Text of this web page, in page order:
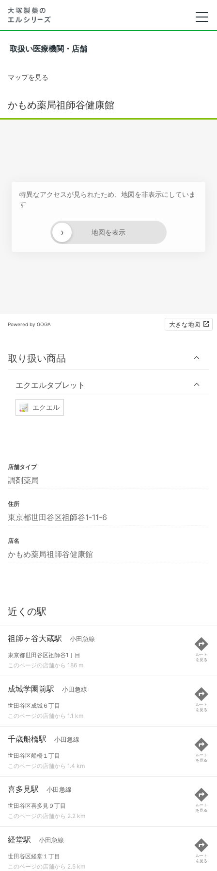
取扱い医療機関・店舗
マップを見る
かもめ薬局祖師谷健康館
特異なアクセスが見られたため、地図を非表示にしていま
す
地図を表示
›
Powered by GOGA 大きな地図
取り扱い商品
エクエルタブレット
エクエル
店舗タイプ
調剤薬局
住所
東京都世田谷区祖師谷1-11-6
店名
かもめ薬局祖師谷健康館
近くの駅
祖師ヶ谷大蔵駅 小田急線
東京都世田谷区祖師谷1丁目
このページの店舗から 186 m
ルート
を見る
成城学園前駅 小田急線
世田谷区成城６丁目
このページの店舗から 1.1 km
ルート
を見る
千歳船橋駅 小田急線
世田谷区船橋１丁目
このページの店舗から 1.4 km
ルート
を見る
喜多見駅 小田急線
世田谷区喜多見９丁目
このページの店舗から 2.2 km
ルート
を見る
経堂駅 小田急線
世田谷区経堂１丁目
このページの店舗から 2.5 km
ルート
を見る